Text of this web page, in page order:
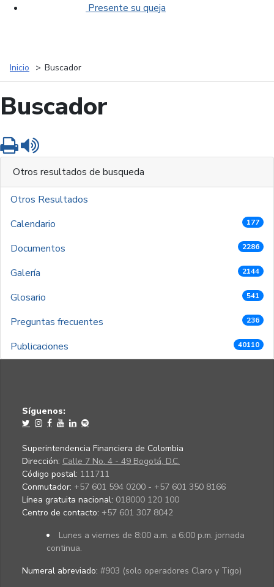
Presente su queja
Inicio Buscador
Buscador
Imprimir
Otros resultados de busqueda
Otros Resultados
Calendario
177
Documentos 2286
Galería 2144
Glosario 541
Preguntas frecuentes 236
Publicaciones 40110
Síguenos:
Superintendencia Financiera de Colombia
Dirección: Calle 7 No. 4 - 49 Bogotá, D.C.
Código postal: 111711
Conmutador: +57 601 594 0200 - +57 601 350 8166
Línea gratuita nacional: 018000 120 100
Centro de contacto: +57 601 307 8042
Lunes a viernes de 8:00 a.m. a 6:00 p.m. jornada
continua.
Numeral abreviado: #903 (solo operadores Claro y Tigo)